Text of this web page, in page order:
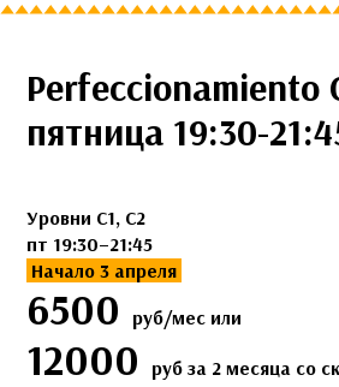
Perfeccionamiento
пятница 19:30-
Уровни C1, С2
пт 19:30–21:45
Начало 3 апреля
6500 руб/мес или
12000 руб за 2 месяца со